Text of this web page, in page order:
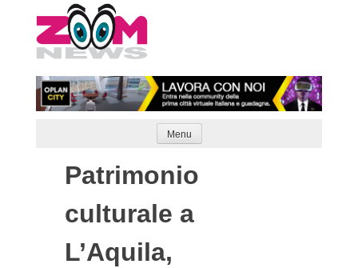
to
content
Menu
Patrimonio
culturale a
L’Aquila,